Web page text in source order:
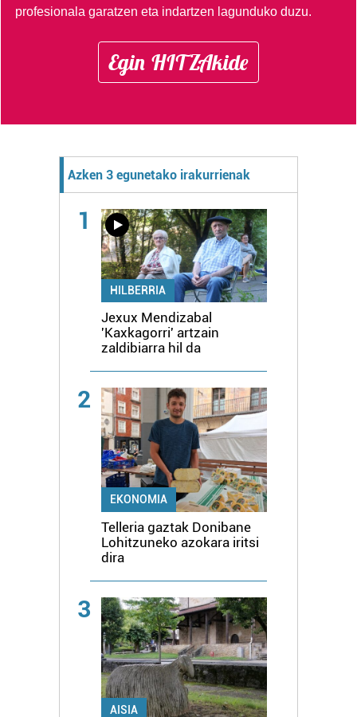
profesionala garatzen eta indartzen lagunduko duzu.
Egin HITZAkide
Azken 3 egunetako irakurrienak
1
HILBERRIA
Jexux Mendizabal
'Kaxkagorri' artzain
zaldibiarra hil da
2
EKONOMIA
Telleria gaztak Donibane
Lohitzuneko azokara iritsi
dira
3
AISIA